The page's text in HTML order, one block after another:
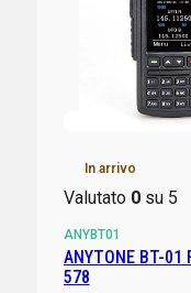
In arrivo
Valutato 0su 5
ANYBT01
ANYTONE BT-01
578